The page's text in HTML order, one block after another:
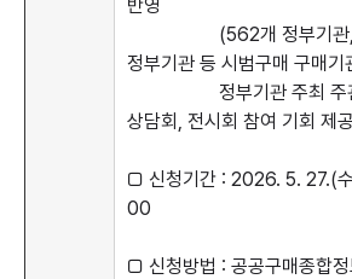
반영
(562개 정부기관, 지
정부기관 등 시범구매 구매기
정부기관 주최 주관
상담회, 전시회 참여 기회 제공
□ 신청기간 : 2026. 5. 27.(
00
□ 신청방법 : 공공구매종합